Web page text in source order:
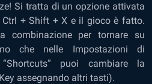
Si tratta di un opzione attivata
+ Shift + X e il gioco è fatto.
combinazione per tornare su
che nelle Impostazioni di
puoi cambiare la
assegnando altri tasti).